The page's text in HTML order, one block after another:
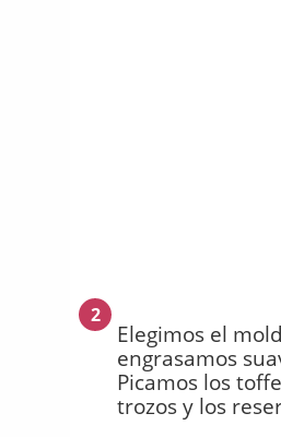
2
Elegimos el
engrasamos
Picamos los
trozos y los